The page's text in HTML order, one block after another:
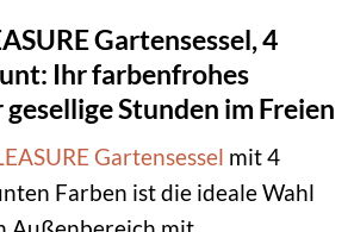
Gartensessel, 4
Ihr farbenfrohes
Stunden im Freien
Gartensessel mit 4
Farben ist die ideale Wahl